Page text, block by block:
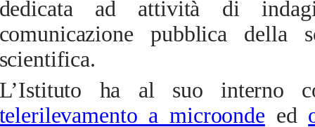
ad attività di
pubblica
ha al suo interno
a microonde ed